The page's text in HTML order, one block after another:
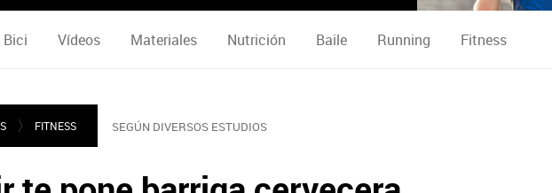
Bici Vídeos Materiales Nutrición Baile Running Fitness
FITNESS SEGÚN DIVERSOS ESTUDIOS